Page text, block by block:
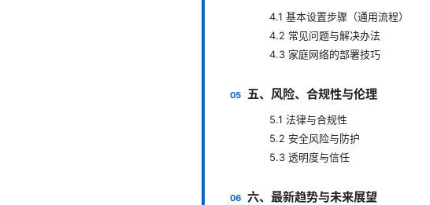
4.1 基本设置步骤（通用流程）
4.2 常见问题与解决办法
4.3 家庭网络的部署技巧
五、风险、合规性与伦理
5.1 法律与合规性
5.2 安全风险与防护
5.3 透明度与信任
六、最新趋势与未来展望